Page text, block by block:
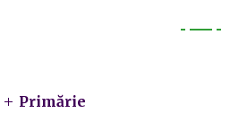
Primărie